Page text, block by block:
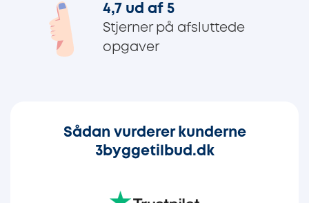
4,7 ud af 5
Stjerner på afsluttede
opgaver
Sådan vurderer kunderne
3byggetilbud.dk